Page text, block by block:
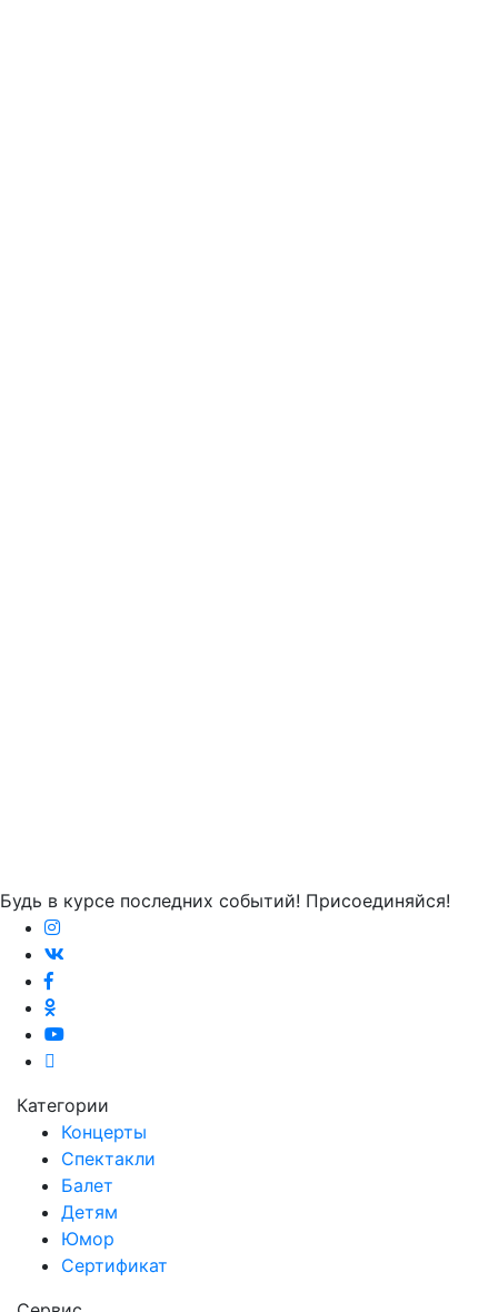
Будь в курсе последних событий! Присоединяйся!
Категории
Концерты
Спектакли
Балет
Детям
Юмор
Сертификат